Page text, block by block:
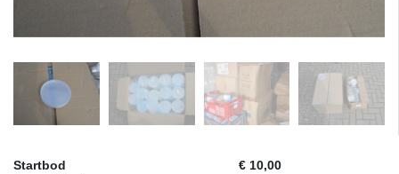
Startbod
€ 10,00